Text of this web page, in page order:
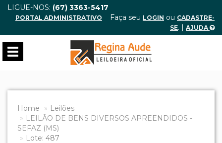
LIGUE-NOS: (67) 3363-5417
PORTAL ADMINISTRATIVO Faça seu LOGIN ou CADASTRE-
SE. | AJUDA
Toggle
navigation
Home
Leilões
LEILÃO DE BENS DIVERSOS APREENDIDOS -
SEFAZ (MS)
Lote: 487